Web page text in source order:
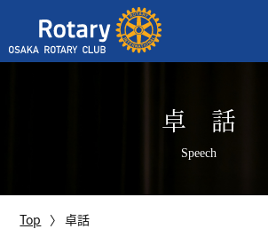
運営方針
卓 話
Speech
Top 卓話